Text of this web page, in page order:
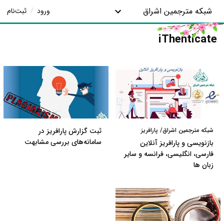
شبکه مترجمین اشراق ورود / ثبت‌نام
iThenticate
شبکه مترجمین اشراق/ پارافریز
بازنویسی و پارافریز آنلاین
فارسی، انگلیسی، فرانسه و سایر
زبان ها
ثبت گزارش پارافریز در
سامانه‌های بررسی مشابهت